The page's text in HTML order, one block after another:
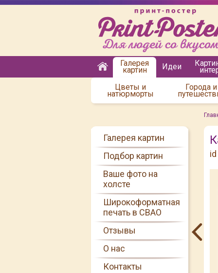
Галерея
картин
Цветы и
натюрморты
Города и
Идеи
Галерея картин
Подбор картин
Ваше фото на
холсте
Широкоформатная
печать в СВАО
Отзывы
О нас
Контакты